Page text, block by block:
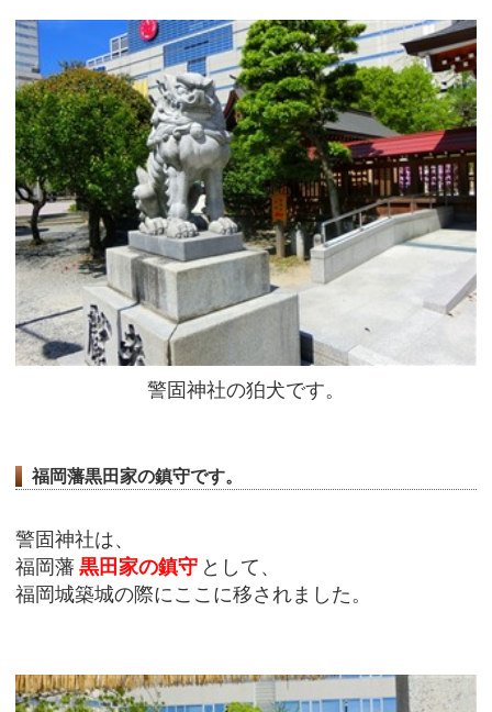
警固神社の狛犬です。
福岡藩黒田家の鎮守です。
警固神社は、
福岡藩 黒田家の鎮守 として、
福岡城築城の際にここに移されました。